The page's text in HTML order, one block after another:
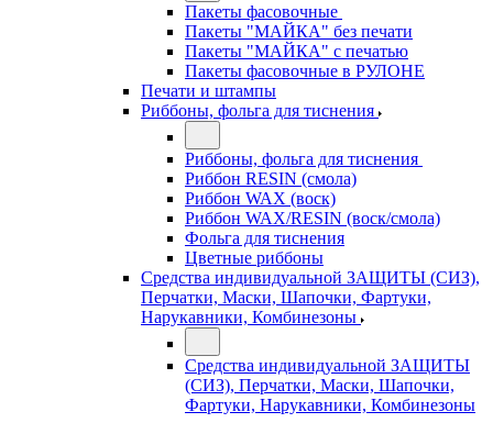
Пакеты фасовочные
Пакеты "МАЙКА" без печати
Пакеты "МАЙКА" с печатью
Пакеты фасовочные в РУЛОНЕ
Печати и штампы
Риббоны, фольга для тиснения
Риббоны, фольга для тиснения
Риббон RESIN (смола)
Риббон WAX (воск)
Риббон WAX/RESIN (воск/смола)
Фольга для тиснения
Цветные риббоны
Средства индивидуальной ЗАЩИТЫ (СИЗ),
Перчатки, Маски, Шапочки, Фартуки,
Нарукавники, Комбинезоны
Средства индивидуальной ЗАЩИТЫ
(СИЗ), Перчатки, Маски, Шапочки,
Фартуки, Нарукавники, Комбинезоны